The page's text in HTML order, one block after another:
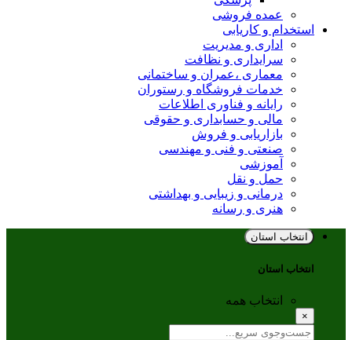
عمده فروشی
استخدام و کاریابی
اداری و مدیریت
سرایداری و نظافت
معماری ،عمران و ساختمانی
خدمات فروشگاه و رستوران
رایانه و فناوری اطلاعات
مالی و حسابداری و حقوقی
بازاریابی و فروش
صنعتی و فنی و مهندسی
آموزشی
حمل و نقل
درمانی و زیبایی و بهداشتی
هنری و رسانه
انتخاب استان
انتخاب استان
انتخاب همه
×